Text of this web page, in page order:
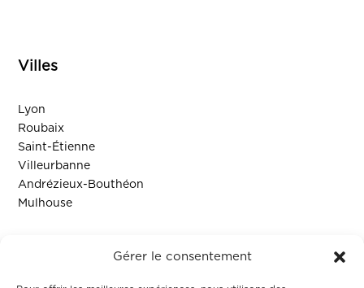
Gérer le consentement
Villes
Lyon
Roubaix
Saint-Étienne
Villeurbanne
Andrézieux-Bouthéon
Mulhouse